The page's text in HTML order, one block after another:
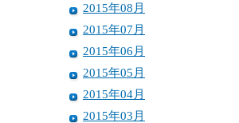
2015年08月
2015年07月
2015年06月
2015年05月
2015年04月
2015年03月